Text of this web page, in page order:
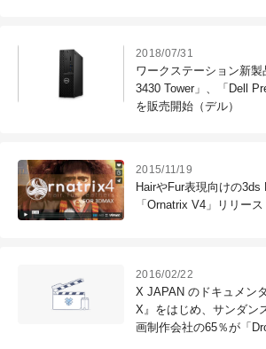
2018/07/31
ワークステーション新
3430 Tower」、「Dell
を販売開始（デル）
2015/11/19
HairやFur表現向けの3ds
「Ornatrix V4」リリース
2016/02/22
X JAPAN のドキュメン
X』をはじめ、サンダン
画制作会社の65％が「